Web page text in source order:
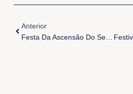
Anterior
Festa Da Ascensão Do Senhor Em Ananindeua